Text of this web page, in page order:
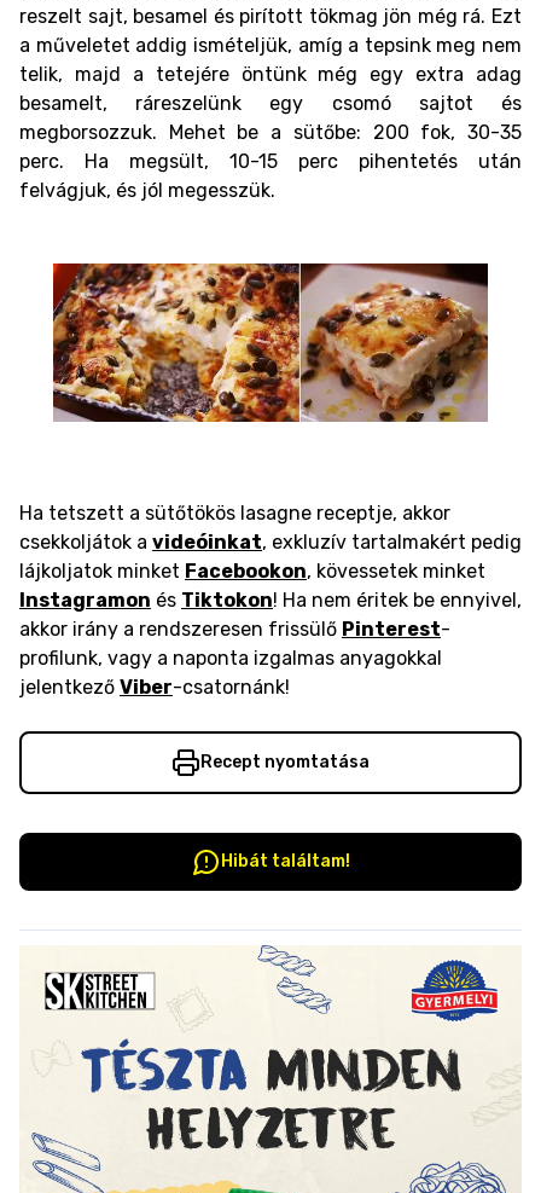
reszelt sajt, besamel és pirított tökmag jön még rá. Ezt
a műveletet addig ismételjük, amíg a tepsink meg nem
telik, majd a tetejére öntünk még egy extra adag
besamelt, ráreszelünk egy csomó sajtot és
megborsozzuk. Mehet be a sütőbe: 200 fok, 30-35
perc. Ha megsült, 10-15 perc pihentetés után
felvágjuk, és jól megesszük.
Ha tetszett a sütőtökös lasagne receptje, akkor
csekkoljátok a videóinkat, exkluzív tartalmakért pedig
lájkoljatok minket Facebookon, kövessetek minket
Instagramon és Tiktokon! Ha nem éritek be ennyivel,
akkor irány a rendszeresen frissülő Pinterest-
profilunk, vagy a naponta izgalmas anyagokkal
jelentkező Viber-csatornánk!
Recept nyomtatása
Hibát találtam!